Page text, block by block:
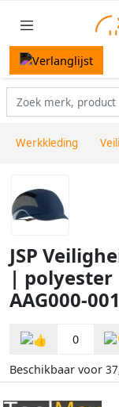
Werkkleding
JSP
| polyester
AAG000-
0
Beschikbaar voor